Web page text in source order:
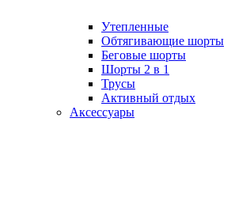
Утепленные
Обтягивающие шорты
Беговые шорты
Шорты 2 в 1
Трусы
Активный отдых
Аксессуары